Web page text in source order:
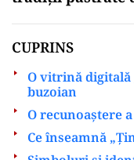
CUPRINS
O vitrină
buzoian
O recunoaștere
Ce înseamnă